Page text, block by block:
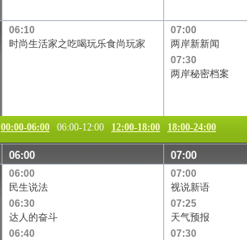
06:10
时尚生活家之吃喝玩乐食尚玩家
07:00
两岸新新闻
07:30
两岸秘密档案
00:00-06:00 06:00-12:00 12:00-18:00 18:00-24:00
06:00 07:00
06:00
民生说法
06:30
达人的奋斗
06:40
07:00
视说新语
07:25
天气预报
07:30